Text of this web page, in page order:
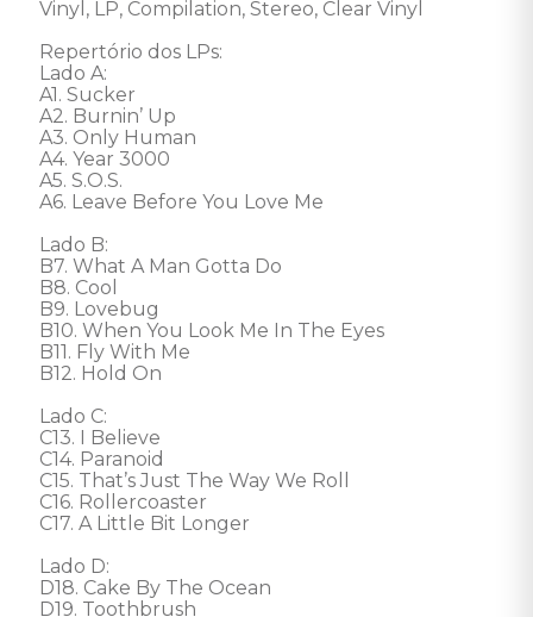
Vinyl, LP, Compilation, Stereo, Clear Vinyl
Repertório dos LPs:
Lado A:
A1. Sucker
A2. Burnin’ Up
A3. Only Human
A4. Year 3000
A5. S.O.S.
A6. Leave Before You Love Me
Lado B:
B7. What A Man Gotta Do
B8. Cool
B9. Lovebug
B10. When You Look Me In The Eyes
B11. Fly With Me
B12. Hold On
Lado C:
C13. I Believe
C14. Paranoid
C15. That’s Just The Way We Roll
C16. Rollercoaster
C17. A Little Bit Longer
Lado D:
D18. Cake By The Ocean
D19. Toothbrush